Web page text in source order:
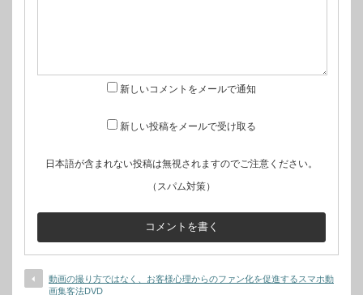
新しいコメントをメールで通知
新しい投稿をメールで受け取る
日本語が含まれない投稿は無視されますのでご注意ください。
（スパム対策）
動画の撮り方ではなく、お客様心理からのファン化を促進するスマホ動
画集客法DVD